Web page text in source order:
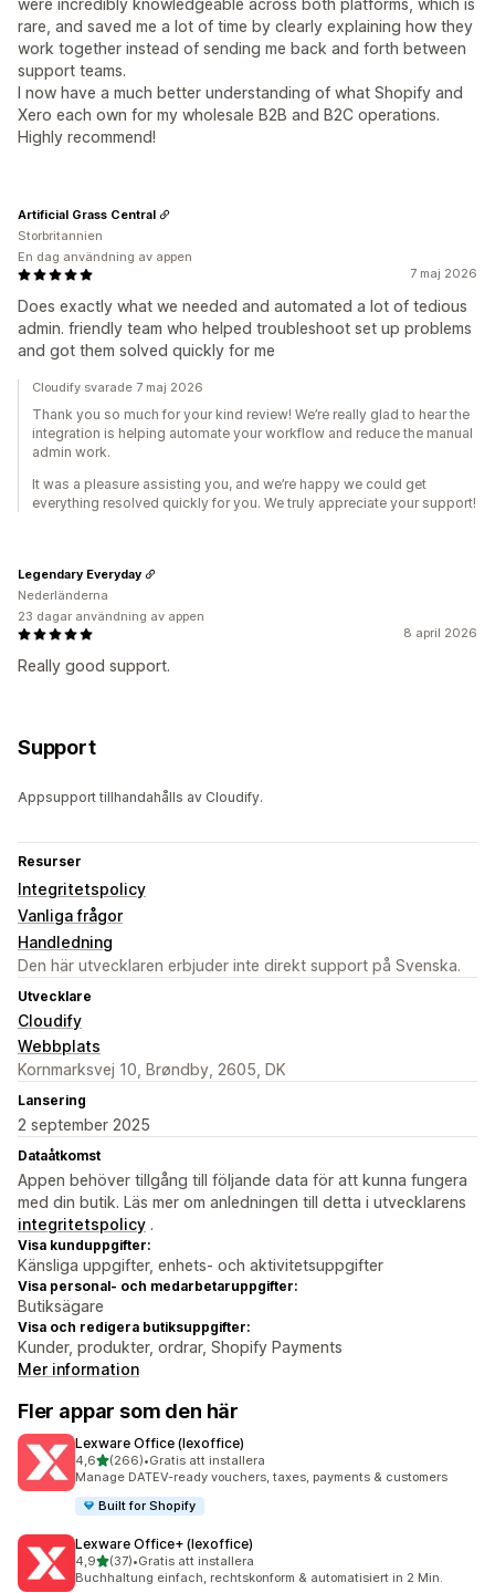
were incredibly knowledgeable across both platforms, which is
rare, and saved me a lot of time by clearly explaining how they
work together instead of sending me back and forth between
support teams.
I now have a much better understanding of what Shopify and
Xero each own for my wholesale B2B and B2C operations.
Highly recommend!
7 maj 2026
Does exactly what we needed and automated a lot of tedious
admin. friendly team who helped troubleshoot set up problems
and got them solved quickly for me
Artificial Grass Central
Storbritannien
En dag användning av appen
Cloudify svarade 7 maj 2026
Thank you so much for your kind review! We’re really glad to hear the
integration is helping automate your workflow and reduce the manual
admin work.
It was a pleasure assisting you, and we’re happy we could get
everything resolved quickly for you. We truly appreciate your support!
8 april 2026
Really good support.
Legendary Everyday
Nederländerna
23 dagar användning av appen
Support
Appsupport tillhandahålls av Cloudify.
Resurser
Integritetspolicy
Vanliga frågor
Handledning
Den här utvecklaren erbjuder inte direkt support på Svenska.
Utvecklare
Cloudify
Webbplats
Kornmarksvej 10, Brøndby, 2605, DK
Lansering
2 september 2025
Dataåtkomst
Appen behöver tillgång till följande data för att kunna fungera
med din butik. Läs mer om anledningen till detta i utvecklarens
integritetspolicy .
Visa kunduppgifter:
Känsliga uppgifter, enhets- och aktivitetsuppgifter
Visa personal- och medarbetaruppgifter:
Butiksägare
Visa och redigera butiksuppgifter:
Kunder, produkter, ordrar, Shopify Payments
Mer information
Fler appar som den här
Lexware Office (lexoffice)
4,6av 5 stjärnor
(266)
266 recensioner totalt
•Gratis att installera
Manage DATEV-ready vouchers, taxes, payments & customers
Built for Shopify
Lexware Office+ (lexoffice)
4,9av 5 stjärnor
(37)
37 recensioner totalt
•Gratis att installera
Buchhaltung einfach, rechtskonform & automatisiert in 2 Min.